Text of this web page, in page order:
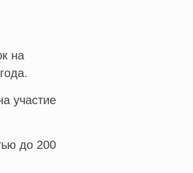
на
участие
до 200